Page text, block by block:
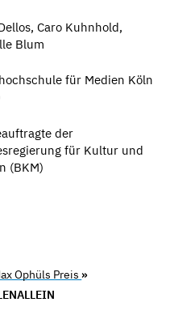
Caro Kuhnhold,
Blum
für Medien Köln
der
für Kultur und
(BKM)
Ophüls Preis »